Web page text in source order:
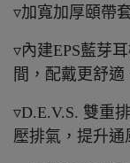
▿加寬加厚頤帶
▿內建EPS藍芽
間，配戴更舒適
▿D.E.V.S. 雙重
壓排氣，提升通